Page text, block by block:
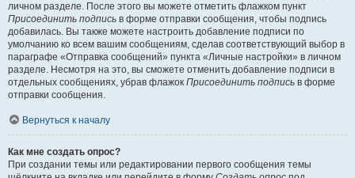
личном разделе. После этого вы можете отметить флажком пункт
Присоединить подпись в форме отправки сообщения, чтобы подпись
добавилась. Вы также можете настроить добавление подписи по
умолчанию ко всем вашим сообщениям, сделав соответствующий выбор в
параграфе «Отправка сообщений» пункта «Личные настройки» в личном
разделе. Несмотря на это, вы сможете отменить добавление подписи в
отдельных сообщениях, убрав флажок Присоединить подпись в форме
отправки сообщения.
Вернуться к началу
Как мне создать опрос?
При создании темы или редактировании первого сообщения темы